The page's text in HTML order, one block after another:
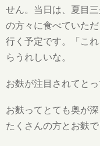
せん。当日は、夏目
の方々に食べていた
行く予定です。「こ
らうれしいな。
お麩が注目されてと
お麩ってとても奥が深
たくさんの方とお麩